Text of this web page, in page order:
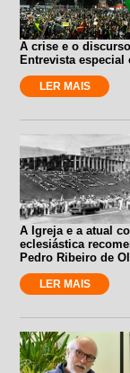
A crise e o
Entrevista especial
LER MAIS
A Igreja e a atual
eclesiástica
Pedro Ribeiro de
LER MAIS